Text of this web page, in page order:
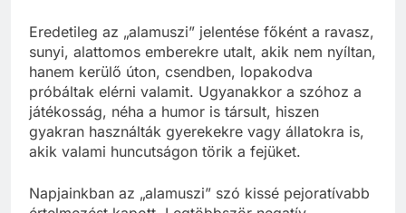
Eredetileg az „alamuszi” jelentése főként a ravasz,
sunyi, alattomos emberekre utalt, akik nem nyíltan,
hanem kerülő úton, csendben, lopakodva
próbáltak elérni valamit. Ugyanakkor a szóhoz a
játékosság, néha a humor is társult, hiszen
gyakran használták gyerekekre vagy állatokra is,
akik valami huncutságon törik a fejüket.
Napjainkban az „alamuszi” szó kissé pejoratívabb